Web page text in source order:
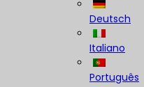
Deutsch
Italiano
Português